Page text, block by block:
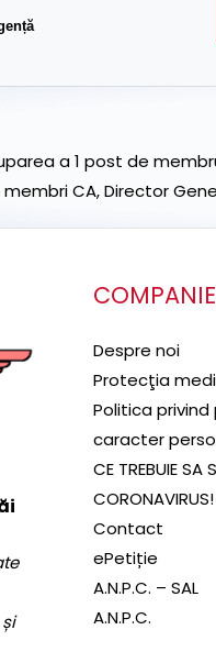
a 1 post de
CA, Director
COMPANIE
Despre noi
Protecţia
Politica
caracter
CE TREBUIE SA
CORONAVIRUS!
Contact
ePetiție
A.N.P.C. – SAL
A.N.P.C.